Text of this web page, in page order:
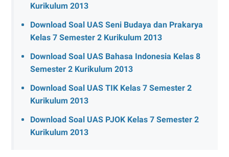
Kurikulum 2013
Download Soal UAS Seni Budaya dan Prakarya
Kelas 7 Semester 2 Kurikulum 2013
Download Soal UAS Bahasa Indonesia Kelas 8
Semester 2 Kurikulum 2013
Download Soal UAS TIK Kelas 7 Semester 2
Kurikulum 2013
Download Soal UAS PJOK Kelas 7 Semester 2
Kurikulum 2013